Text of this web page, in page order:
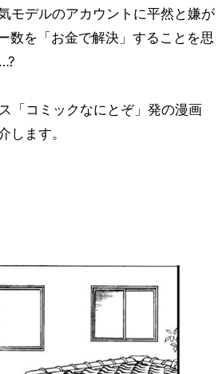
モデルのアカウントに平然と嫌が
数を「お金で解決」することを思
「コミックなにとぞ」発の漫画
します。